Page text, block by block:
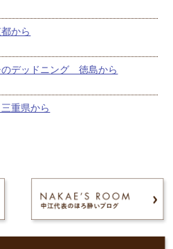
から
デッドニング 徳島から
重県から